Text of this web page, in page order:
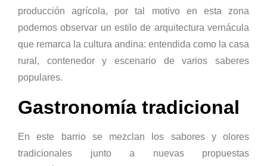
producción agrícola, por tal motivo en esta zona
podemos observar un estilo de arquitectura vernácula
que remarca la cultura andina: entendida como la casa
rural, contenedor y escenario de varios saberes
populares.
Gastronomía tradicional
En este barrio se mezclan los sabores y olores
tradicionales junto a nuevas propuestas